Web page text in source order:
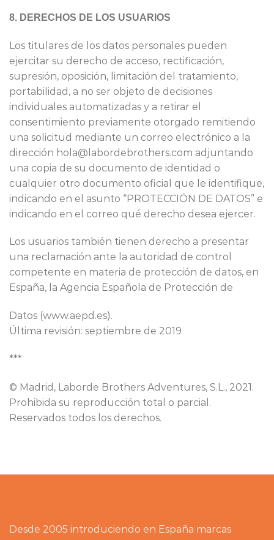
8. DERECHOS DE LOS USUARIOS
Los titulares de los datos personales pueden
ejercitar su derecho de acceso, rectificación,
supresión, oposición, limitación del tratamiento,
portabilidad, a no ser objeto de decisiones
individuales automatizadas y a retirar el
consentimiento previamente otorgado remitiendo
una solicitud mediante un correo electrónico a la
dirección hola@labordebrothers.com ​adjuntando
una copia de su documento de identidad o
cualquier otro documento oficial que le identifique,
indicando en el asunto “PROTECCIÓN DE DATOS” e
indica​ndo en el correo qué derecho desea ejercer.
Los usuarios también tienen derecho a presentar
una reclamación ante la autoridad de control
competente en materia de protección de datos, en
España, la Agencia Española de Protección de
Datos (​www.aepd.es​).
Última revisión: septiembre de 2019
***
© Madrid, Laborde Brothers Adventures, S.L., 2021.
Prohibida su reproducción total o parcial.
Reservados todos los derechos.
Desde 2005 introduciendo en España marcas